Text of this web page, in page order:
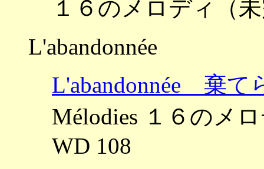
１６のメロディ（
L'abandonnée
L'abandonnée 棄て
Mélodies １６のメ
WD 108